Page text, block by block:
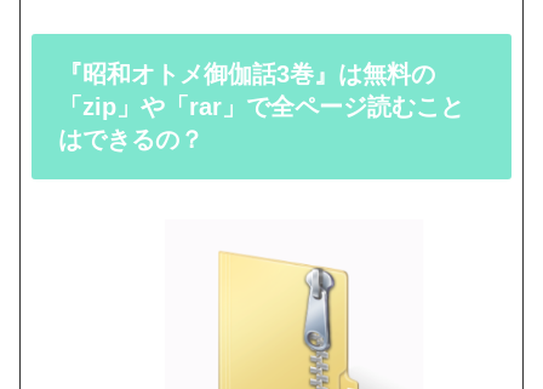
『昭和オトメ御伽話3巻』は無料の
「zip」や「rar」で全ページ読むこと
はできるの？